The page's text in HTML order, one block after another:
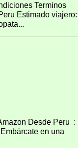
Terminos
Estimado viajero:
Desde Peru :
en una